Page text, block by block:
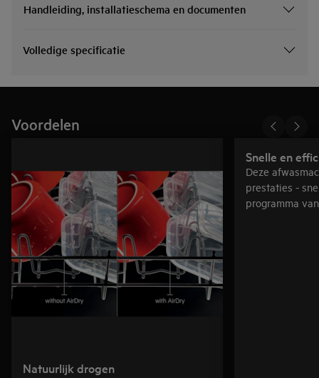
Handleiding, installatieschema en documenten
Volledige specificatie
Voordelen
Natuurlijk drogen
Snelle en
Deze
prestaties -
programma